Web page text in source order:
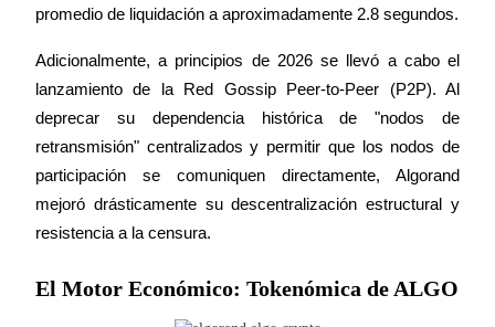
promedio de liquidación a aproximadamente 2.8 segundos.
Adicionalmente, a principios de 2026 se llevó a cabo el
lanzamiento de la Red Gossip Peer-to-Peer (P2P). Al
deprecar su dependencia histórica de "nodos de
retransmisión" centralizados y permitir que los nodos de
participación se comuniquen directamente, Algorand
mejoró drásticamente su descentralización estructural y
resistencia a la censura.
El Motor Económico: Tokenómica de ALGO